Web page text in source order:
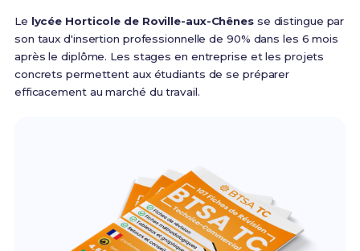
Le lycée Horticole de Roville-aux-Chênesse distingue par
son taux d'insertion professionnelle de 90% dans les 6 mois
après le diplôme. Les stages en entreprise et les projets
concrets permettent aux étudiants de se préparer
efficacement au marché du travail.